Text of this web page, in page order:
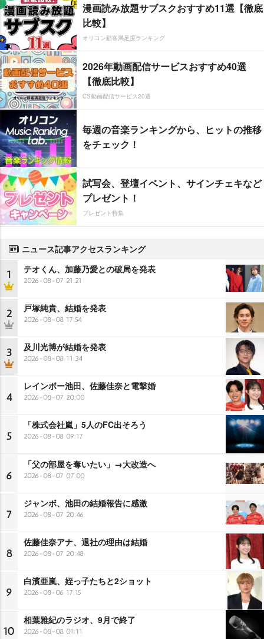
漫画読み放題サブスクおすすめ11選【徹底
比較】
オリコン顧客満足度ランキング
2026年動画配信サービスおすすめ40選
【徹底比較】
CS動画配信サービス20選
毎週の音楽ランキングから、ヒットの推移
をチェック！
試写会、登壇イベント、サインチェキなど
プレゼント！
プレゼント特集
ニュース記事アクセスランキング
1 テオくん、加藤乃愛との破局を発表
2026-08-07 21:21
2 戸塚純貴、結婚を発表
2026-08-08 17:54
3 及川光博が結婚を発表
2026-08-08 11:34
4
レインボー池田、佐藤佳奈と電撃婚
2026-08-07 20:00
5
「株式会社嵐」5人のFC出そろう
2026-08-08 09:17
6
「父の部屋を奪いたい」→大改造へ
2026-08-07 07:00
7
ジャンボ、池田の結婚報告に感激
2026-08-07 20:46
8
佐藤佳奈アナ、退社の理由は結婚
2026-08-07 20:48
9
白濱亜嵐、姪っ子たちと2ショット
2026-08-06 17:15
10
相葉雅紀のラジオ、9月で終了
2026-08-08 01:11